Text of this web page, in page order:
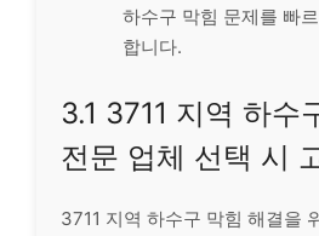
하수구 막힘 문제를 빠
합니다.
3.1 3711 지역 하수
전문 업체 선택 시
3711 지역 하수구 막힘 해결을